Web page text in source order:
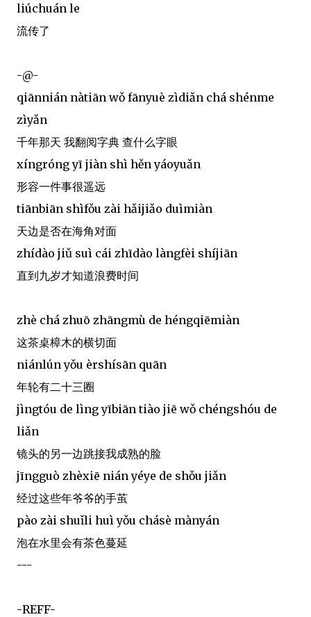
liúchuán le
流传了
-@-
qiānnián nàtiān wǒ fānyuè zìdiǎn chá shénme
zìyǎn
千年那天 我翻阅字典 查什么字眼
xíngróng yī jiàn shì hěn yáoyuǎn
形容一件事很遥远
tiānbiān shìfǒu zài hǎijiǎo duìmiàn
天边是否在海角对面
zhídào jiǔ suì cái zhīdào làngfèi shíjiān
直到九岁才知道浪费时间
zhè chá zhuō zhāngmù de héngqiēmiàn
这茶桌樟木的横切面
niánlún yǒu èrshísān quān
年轮有二十三圈
jìngtóu de lìng yībiān tiào jiē wǒ chéngshóu de
liǎn
镜头的另一边跳接我成熟的脸
jīngguò zhèxiē nián yéye de shǒu jiǎn
经过这些年爷爷的手茧
pào zài shuǐli huì yǒu chásè mànyán
泡在水里会有茶色蔓延
---
-REFF-